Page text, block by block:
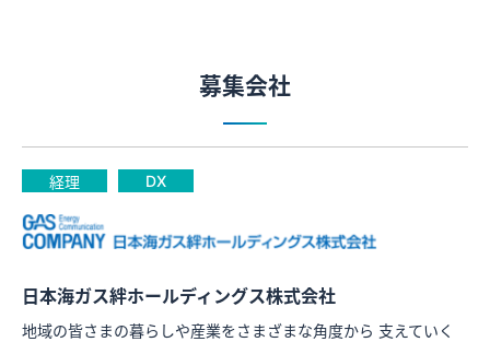
募集会社
経理 DX
日本海ガス絆ホールディングス株式会社
地域の皆さまの暮らしや産業をさまざまな⾓度から ⽀えていく